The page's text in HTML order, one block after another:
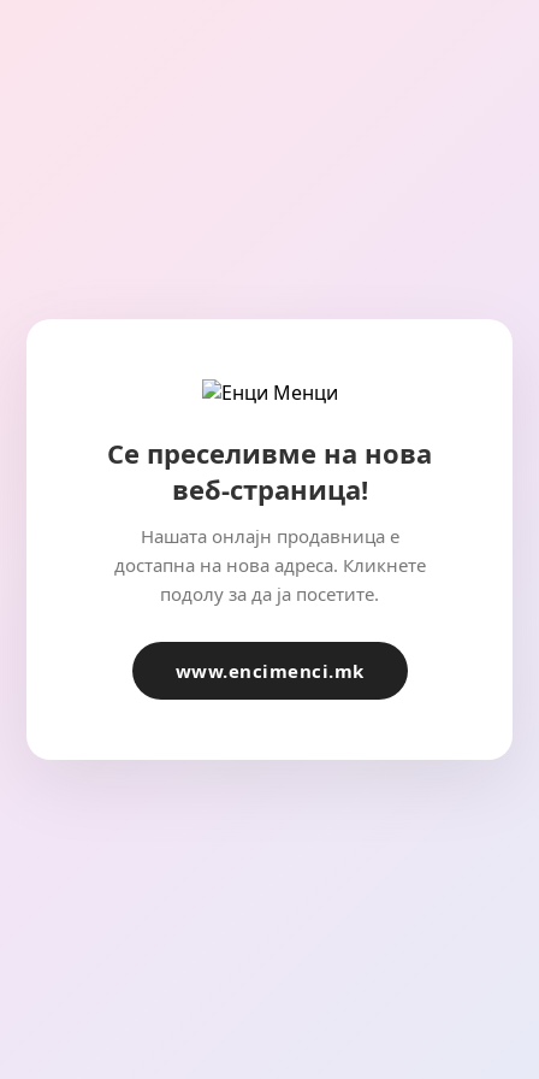
Се преселивме на нова
веб-страница!
Нашата онлајн продавница е
достапна на нова адреса. Кликнете
подолу за да ја посетите.
www.encimenci.mk